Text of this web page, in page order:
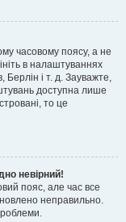
часовому поясу, а не
в налаштуваннях
Берлін і т. д. Зауважте,
доступна лише
то це
невірний!
пояс, але час все
неправильно.